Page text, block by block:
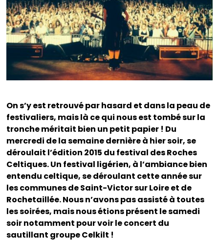
On s’y est retrouvé par hasard et dans la peau de
festivaliers, mais là ce qui nous est tombé sur la
tronche méritait bien un petit papier ! Du
mercredi de la semaine dernière à hier soir, se
déroulait l’édition 2015 du festival des Roches
Celtiques. Un festival ligérien, à l’ambiance bien
entendu celtique, se déroulant cette année sur
les communes de Saint-Victor sur Loire et de
Rochetaillée. Nous n’avons pas assisté à toutes
les soirées, mais nous étions présent le samedi
soir notamment pour voir le concert du
sautillant groupe Celkilt !